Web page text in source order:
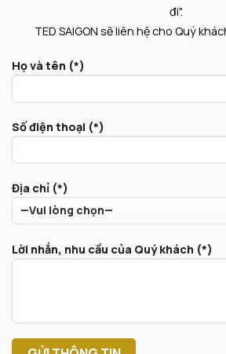
đi".
TED SAIGON sẽ liên hệ cho Quý
Họ và tên (*)
Số điện thoại (*)
Địa chỉ (*)
Lời nhắn, nhu cầu của Quý khách (*)